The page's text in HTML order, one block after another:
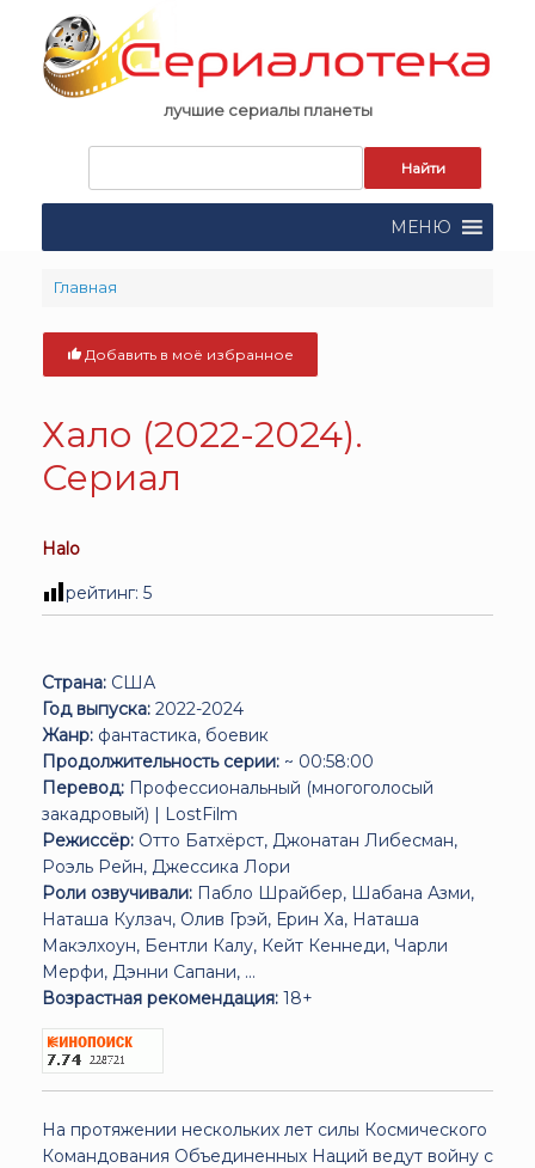
content
лучшие сериалы планеты
поиска:
МЕНЮ
Главная
Добавить в моё избранное
Хало (2022-2024).
Сериал
Halo
рейтинг: 5
Страна: США
Год выпуска: 2022-2024
Жанр: фантастика, боевик
Продолжительность серии: ~ 00:58:00
Перевод: Профессиональный (многоголосый
закадровый) | LostFilm
Режиссёр: Отто Батхёрст, Джонатан Либесман,
Роэль Рейн, Джессика Лори
Роли озвучивали: Пабло Шрайбер, Шабана Азми,
Наташа Кулзач, Олив Грэй, Ерин Ха, Наташа
Макэлхоун, Бентли Калу, Кейт Кеннеди, Чарли
Мерфи, Дэнни Сапани, ...
Возрастная рекомендация: 18+
На протяжении нескольких лет силы Космического
Командования Объединенных Наций ведут войну с